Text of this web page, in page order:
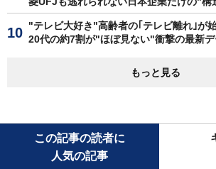
"テレビ大好き"高齢者の｢テレビ離れ｣が
20代の約7割が"ほぼ見ない"衝撃の最新デ
もっと見る
この記事の読者に
人気の記事